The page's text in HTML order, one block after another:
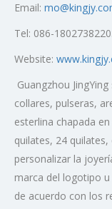
Email:
Tel: 086-
Website:
Guangzhou
collares, pulseras,
esterlina chapada
quilates, 24
personalizar la
marca del logotipo
de acuerdo con los